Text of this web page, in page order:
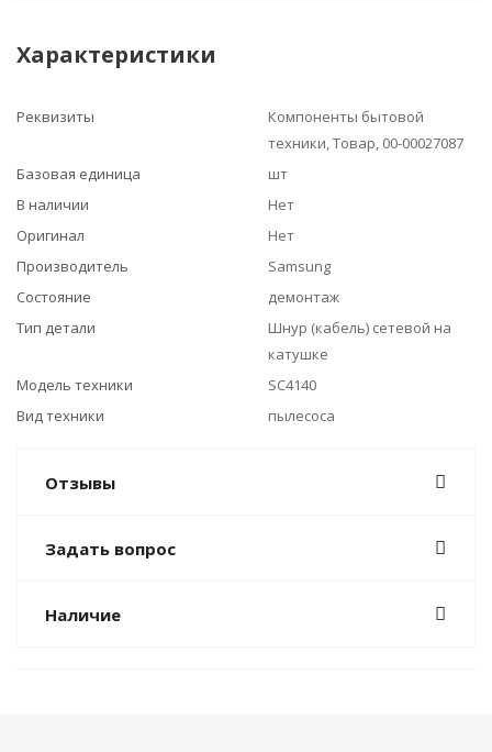
Характеристики
Реквизиты
Компоненты бытовой
техники, Товар, 00-00027087
Базовая единица
шт
В наличии
Нет
Оригинал
Нет
Производитель
Samsung
Состояние
демонтаж
Тип детали
Шнур (кабель) сетевой на
катушке
Модель техники
SC4140
Вид техники
пылесоса
Отзывы
Задать вопрос
Наличие